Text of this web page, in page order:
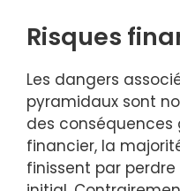
Risques
Les dangers
pyramidaux sont
des conséquences
financier, la
finissent par